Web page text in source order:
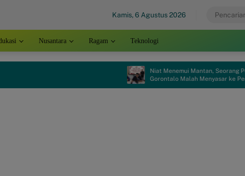
Kamis, 6 Agustus 2026
Nusantara Ragam Teknologi
Niat Menemui Mantan, Seorang Pemuda di
Gorontalo Malah Menyasar ke Penjara